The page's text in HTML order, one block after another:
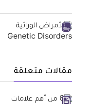
مقالات متعلقة